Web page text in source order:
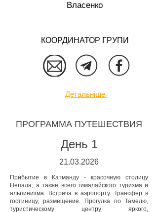
Власенко
КООРДИНАТОР ГРУПИ
Детальніше
ПРОГРАММА ПУТЕШЕСТВИЯ
День 1
21.03.2026
Прибытие в Катманду - красочную столицу
Непала, а также всего гималайского туризма и
альпинизма. Встреча в аэропорту. Трансфер в
гостиницу, размещение. Прогулка по Тамелю,
туристическому центру яркого,